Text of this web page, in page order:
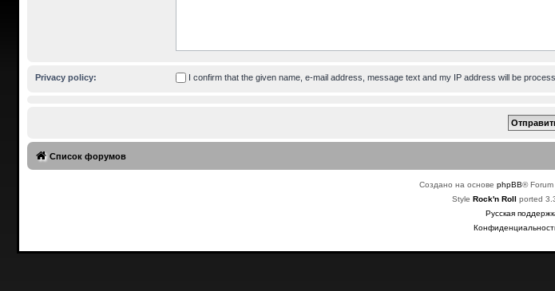
Privacy policy: I confirm that the given name, e-mail address, message text and my IP address will be
Список форумов
Создано на основеphpBB®
Style Rock'n Roll ported
Русская